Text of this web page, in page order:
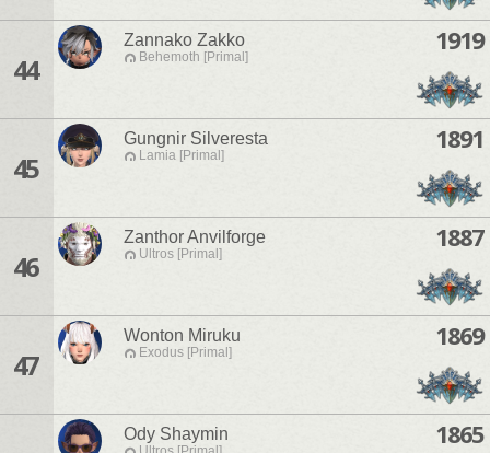
44
Zannako Zakko
Behemoth [Primal]
1919
45
Gungnir Silveresta
Lamia [Primal]
1891
46
Zanthor Anvilforge
Ultros [Primal]
1887
47
Wonton Miruku
Exodus [Primal]
1869
Ody Shaymin 1865